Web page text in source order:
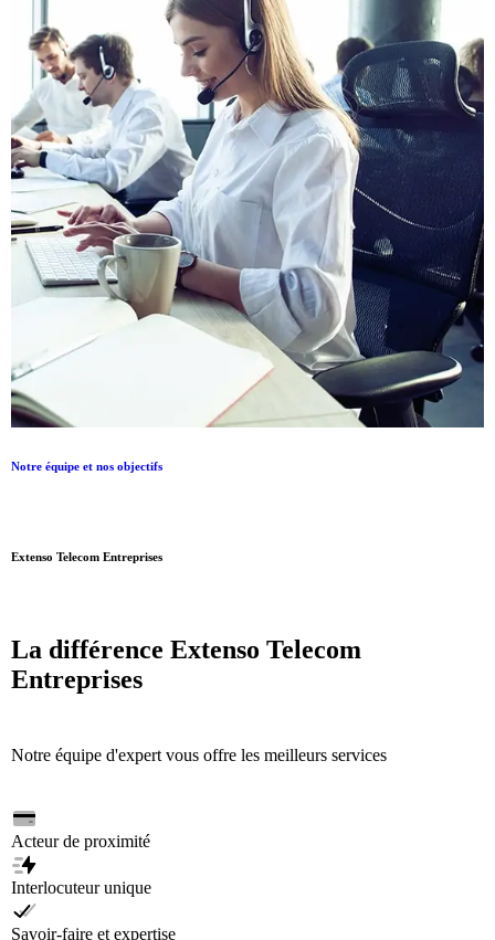
Notre équipe et nos objectifs
Extenso Telecom Entreprises
La différence Extenso Telecom
Entreprises
Notre équipe d'expert vous offre les meilleurs services
Acteur de proximité
Interlocuteur unique
Savoir-faire et expertise